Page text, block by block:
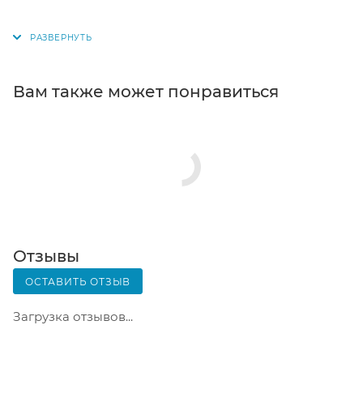
получения заказа обратитесь к сотруднику в
телефон или e-mail придет уникальный код.
Почтовая доставка через почту России. Когда
заказ придет в отделение, на ваш адрес придет
Вскрывать коробку самостоятельно вы можете
только после оплаты заказа. Один заказ может
содержать не больше 10 позиций и его стоимость
не должна превышать 100 000 р.
Вам также может понравиться
Отзывы
ОСТАВИТЬ ОТЗЫВ
Загрузка отзывов...